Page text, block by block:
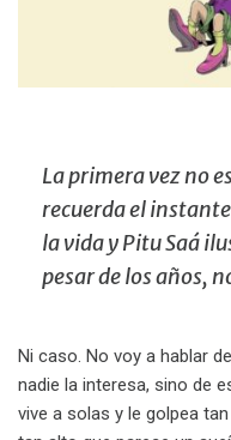
La primera vez no
recuerda el
la vida y Pitu Saá
pesar de los años,
Ni caso. No voy a hablar
nadie la interesa, sino de
vive a solas y le golpea